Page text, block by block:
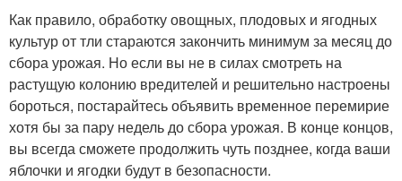
Как правило, обработку овощных, плодовых и ягодных
культур от тли стараются закончить минимум за месяц до
сбора урожая. Но если вы не в силах смотреть на
растущую колонию вредителей и решительно настроены
бороться, постарайтесь объявить временное перемирие
хотя бы за пару недель до сбора урожая. В конце концов,
вы всегда сможете продолжить чуть позднее, когда ваши
яблочки и ягодки будут в безопасности.